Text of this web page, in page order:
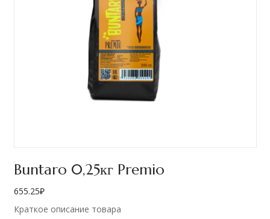
Buntaro 0,25кг Premio
655.25₽
Краткое описание товара